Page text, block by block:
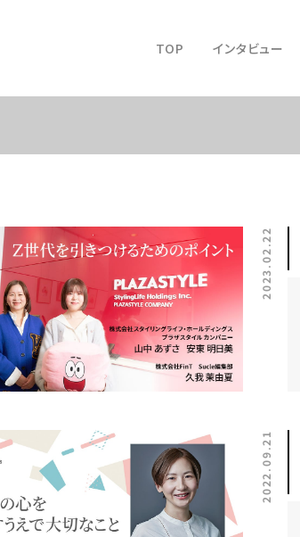
TOP インタビュー
2023.02.22
2022.09.21